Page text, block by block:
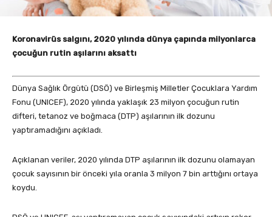
Koronavirüs salgını, 2020 yılında dünya çapında milyonlarca
çocuğun rutin aşılarını aksattı
Dünya Sağlık Örgütü (DSÖ) ve Birleşmiş Milletler Çocuklara Yardım
Fonu (UNICEF), 2020 yılında yaklaşık 23 milyon çocuğun rutin
difteri, tetanoz ve boğmaca (DTP) aşılarının ilk dozunu
yaptıramadığını açıkladı.
Açıklanan veriler, 2020 yılında DTP aşılarının ilk dozunu olamayan
çocuk sayısının bir önceki yıla oranla 3 milyon 7 bin arttığını ortaya
koydu.